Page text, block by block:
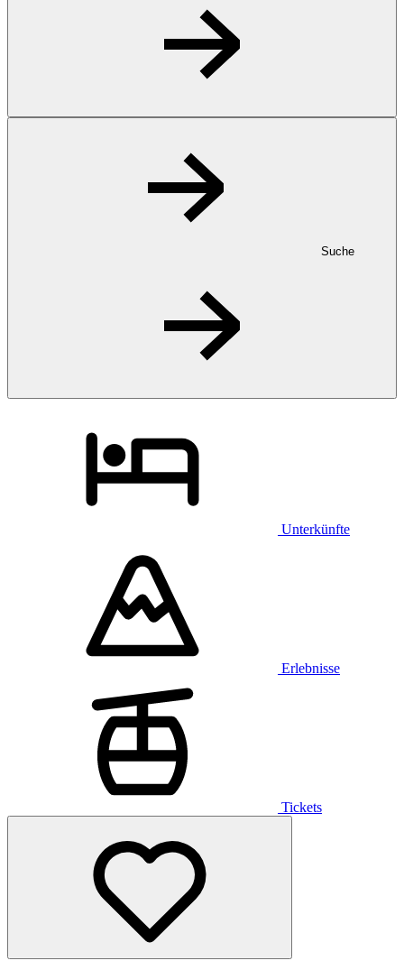
Suche
Unterkünfte
Erlebnisse
Tickets